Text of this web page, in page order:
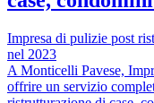
Impresa di pulizie post
nel 2023
A Monticelli Pavese,
offrire un servizio